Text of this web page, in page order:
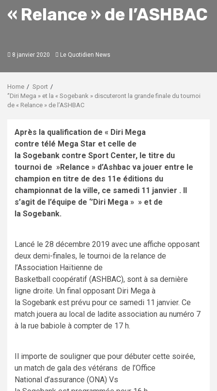
« Relance » de l’ASHBAC
8 janvier 2020 Le Quotidien News
Home
Sport
‘’Diri Mega » et la « Sogebank » discuteront la grande finale du tournoi
de « Relance » de l’ASHBAC
Après la qualification de « Diri Mega
contre télé Mega Star et celle de
la Sogebank contre Sport Center, le titre du
tournoi de »Relance » d’Ashbac va jouer entre le
champion en titre de des 11e éditions du
championnat de la ville, ce samedi 11 janvier . Il
s’agit de l’équipe de ‘’Diri Mega » » et de
la Sogebank.
Lancé le 28 décembre 2019 avec une affiche opposant
deux demi-finales, le tournoi de la relance de
l’Association Haïtienne de
Basketball coopératif (ASHBAC), sont à sa dernière
ligne droite. Un final opposant Diri Mega à
la Sogebank est prévu pour ce samedi 11 janvier. Ce
match jouera au local de ladite association au numéro 7
à la rue babiole à compter de 17 h.
Il importe de souligner que pour débuter cette soirée,
un match de gala des vétérans de l’Office
National d’assurance (ONA) Vs